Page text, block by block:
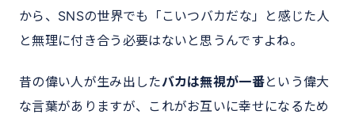
から、SNSの世界でも「こいつバカだな」と感じた人
と無理に付き合う必要はないと思うんですよね。
昔の偉い人が生み出したバカは無視が一番という偉大
な言葉がありますが、これがお互いに幸せになるため